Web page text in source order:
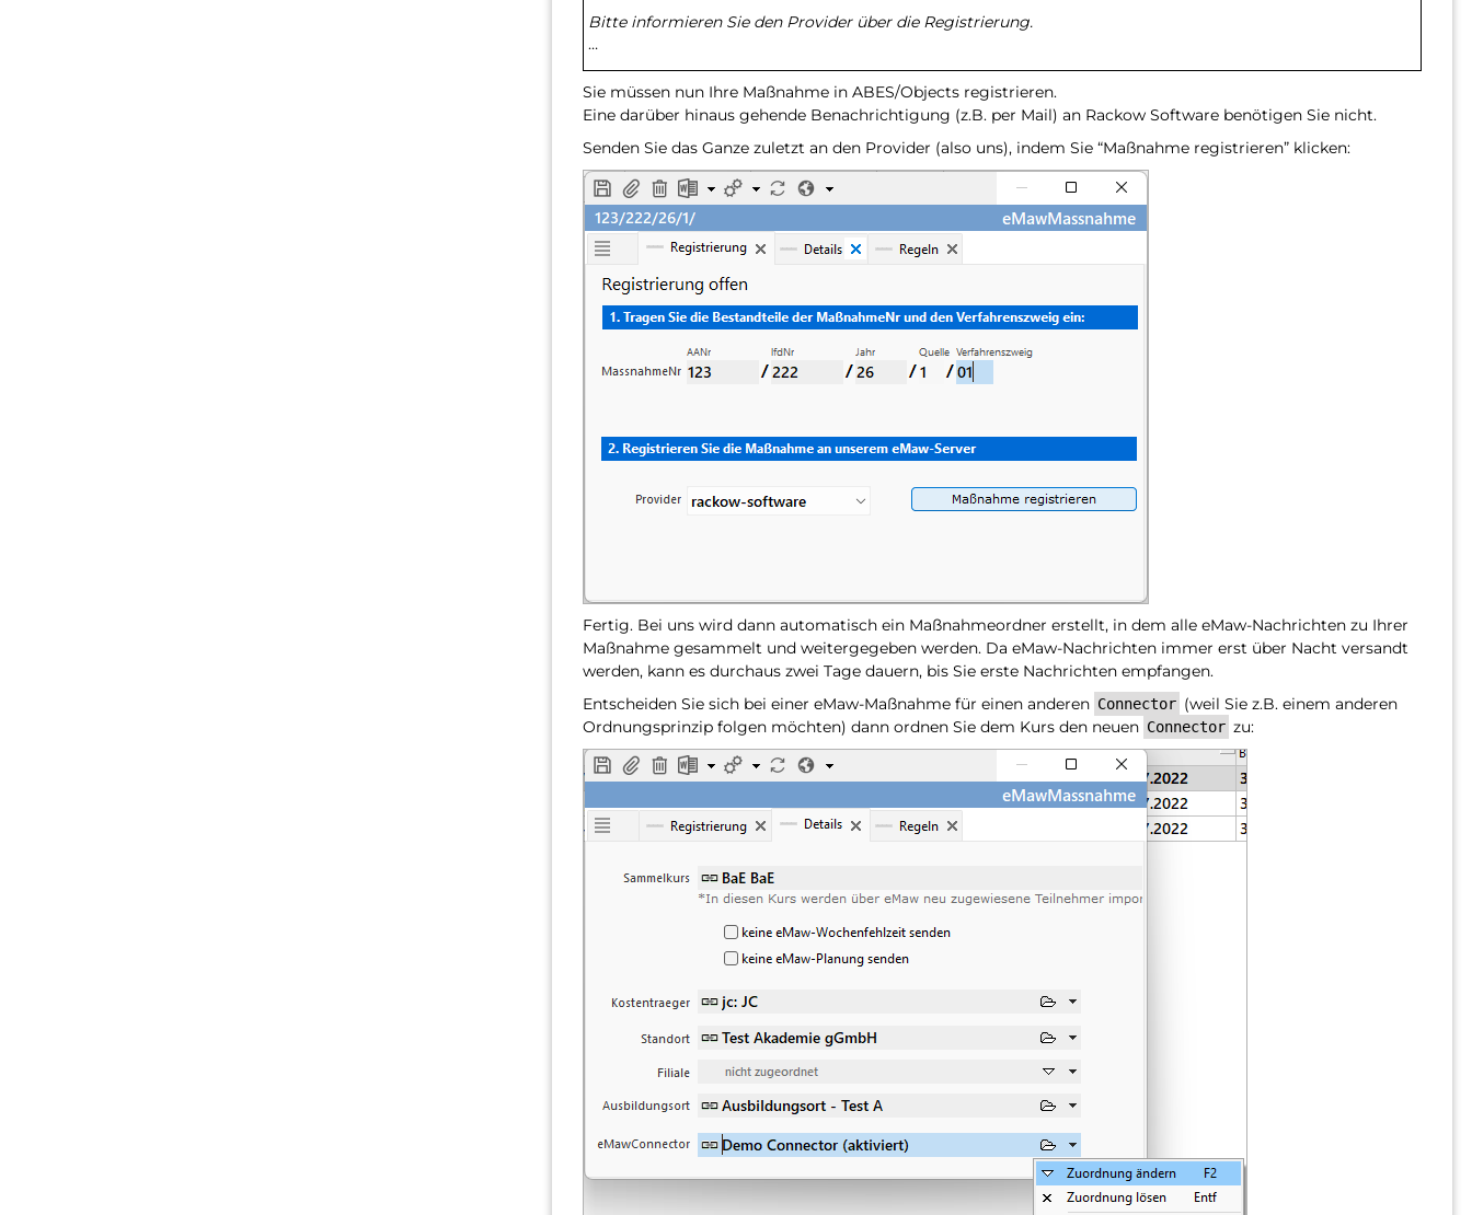
Bitte informieren Sie den Provider über die Registrierung.
…
Sie müssen nun Ihre Maßnahme in ABES/Objects registrieren.
Eine darüber hinaus gehende Benachrichtigung (z.B. per Mail) an Rackow Software benötigen Sie nicht.
Senden Sie das Ganze zuletzt an den Provider (also uns), indem Sie “Maßnahme registrieren” klicken:
Fertig. Bei uns wird dann automatisch ein Maßnahmeordner erstellt, in dem alle eMaw-Nachrichten zu Ihrer
Maßnahme gesammelt und weitergegeben werden. Da eMaw-Nachrichten immer erst über Nacht versandt
werden, kann es durchaus zwei Tage dauern, bis Sie erste Nachrichten empfangen.
Entscheiden Sie sich bei einer eMaw-Maßnahme für einen anderen Connector (weil Sie z.B. einem anderen
Ordnungsprinzip folgen möchten) dann ordnen Sie dem Kurs den neuen Connector zu: